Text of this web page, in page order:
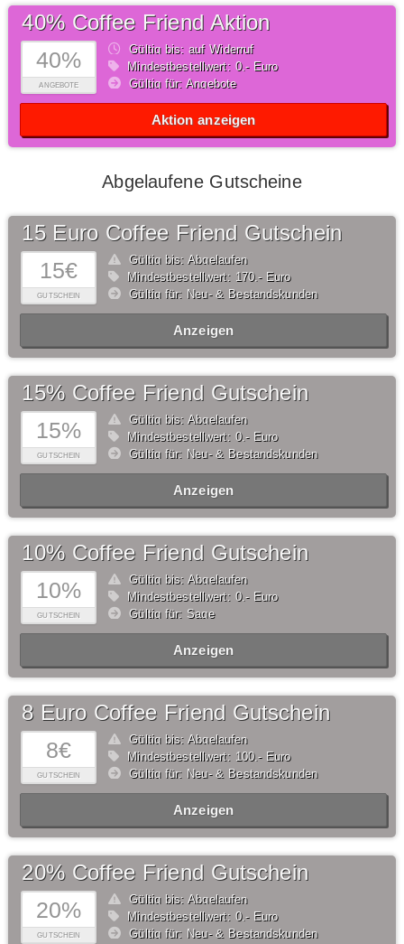
40%
ANGEBOTE
40% Coffee Friend Aktion
Gültig bis: auf Widerruf
Mindestbestellwert: 0,- Euro
Gültig für: Angebote
Aktion anzeigen
Abgelaufene Gutscheine
15€
GUTSCHEIN
15 Euro Coffee Friend Gutschein
Gültig bis: Abgelaufen
Mindestbestellwert: 170,- Euro
Gültig für: Neu- & Bestandskunden
Anzeigen
15%
GUTSCHEIN
15% Coffee Friend Gutschein
Gültig bis: Abgelaufen
Mindestbestellwert: 0,- Euro
Gültig für: Neu- & Bestandskunden
Anzeigen
10%
GUTSCHEIN
10% Coffee Friend Gutschein
Gültig bis: Abgelaufen
Mindestbestellwert: 0,- Euro
Gültig für: Sage
Anzeigen
8€
GUTSCHEIN
8 Euro Coffee Friend Gutschein
Gültig bis: Abgelaufen
Mindestbestellwert: 100,- Euro
Gültig für: Neu- & Bestandskunden
Anzeigen
20%
GUTSCHEIN
20% Coffee Friend Gutschein
Gültig bis: Abgelaufen
Mindestbestellwert: 0,- Euro
Gültig für: Neu- & Bestandskunden